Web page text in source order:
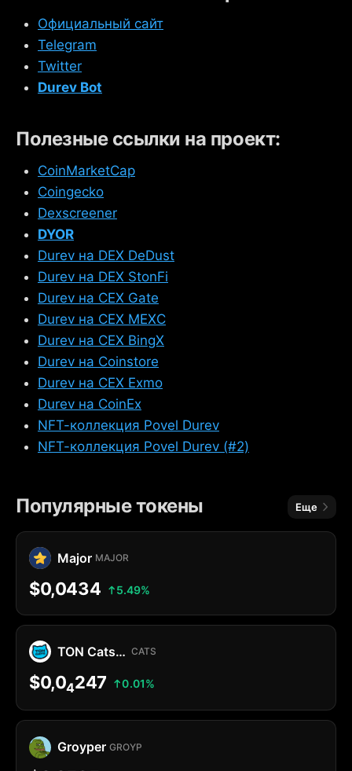
Официальный сайт
Telegram
Twitter
Durev Bot
Полезные ссылки на проект:
CoinMarketCap
Coingecko
Dexscreener
DYOR
Durev на DEX DeDust
Durev на DEX StonFi
Durev на CEX Gate
Durev на CEX MEXC
Durev на CEX BingX
Durev на Coinstore
Durev на CEX Exmo
Durev на CoinEx
NFT-коллекция Povel Durev
NFT-коллекция Povel Durev (#2)
Популярные токены Еще
Major MAJOR
$0,0434 5.49%
TON Cats Jetton CATS
$0,04247 0.01%
Groyper GROYP